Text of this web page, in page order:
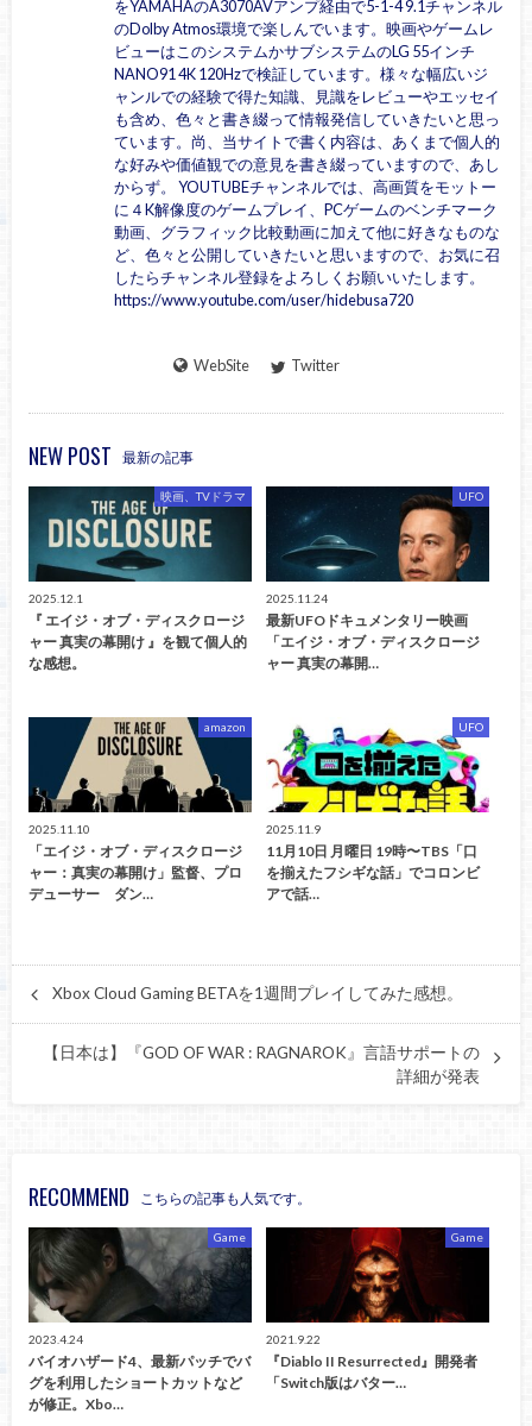
をYAMAHAのA3070AVアンプ経由で5-1-4 9.1チャンネル
のDolby Atmos環境で楽しんでいます。映画やゲームレ
ビューはこのシステムかサブシステムのLG 55インチ
NANO91 4K 120Hzで検証しています。様々な幅広いジ
ャンルでの経験で得た知識、見識をレビューやエッセイ
も含め、色々と書き綴って情報発信していきたいと思っ
ています。尚、当サイトで書く内容は、あくまで個人的
な好みや価値観での意見を書き綴っていますので、あし
からず。 YOUTUBEチャンネルでは、高画質をモットー
に４K解像度のゲームプレイ、PCゲームのベンチマーク
動画、グラフィック比較動画に加えて他に好きなものな
ど、色々と公開していきたいと思いますので、お気に召
したらチャンネル登録をよろしくお願いいたします。
https://www.youtube.com/user/hidebusa720
WebSite Twitter
NEW POST 最新の記事
映画、TVドラマ
2025.12.1
『 エイジ・オブ・ディスクロージ
ャー 真実の幕開け 』を観て個人的
な感想。
UFO
2025.11.24
最新UFOドキュメンタリー映画
「エイジ・オブ・ディスクロージ
ャー 真実の幕開…
amazon
2025.11.10
「エイジ・オブ・ディスクロージ
ャー：真実の幕開け」監督、プロ
デューサー ダン…
UFO
2025.11.9
11月10日 月曜日 19時〜TBS「口
を揃えたフシギな話」でコロンビ
アで話…
Xbox Cloud Gaming BETAを1週間プレイしてみた感想。
【日本は】『GOD OF WAR : RAGNAROK』言語サポートの
詳細が発表
RECOMMEND こちらの記事も人気です。
Game
2023.4.24
バイオハザード4、最新パッチでバ
グを利用したショートカットなど
が修正。Xbo…
Game
2021.9.22
『Diablo II Resurrected』開発者
「Switch版はバター…